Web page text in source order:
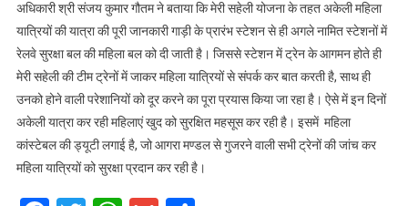
अधिकारी श्री संजय कुमार गौतम ने बताया कि मेरी सहेली योजना के तहत अकेली महिला
यात्रियों की यात्रा की पूरी जानकारी गाड़ी के प्रारंभ स्टेशन से ही अगले नामित स्टेशनों में
रेलवे सुरक्षा बल की महिला बल को दी जाती है। जिससे स्टेशन में ट्रेन के आगमन होते ही
मेरी सहेली की टीम ट्रेनों में जाकर महिला यात्रियों से संपर्क कर बात करती है, साथ ही
उनको होने वाली परेशानियों को दूर करने का पूरा प्रयास किया जा रहा है। ऐसे में इन दिनों
अकेली यात्रा कर रही महिलाएं खुद को सुरक्षित महसूस कर रही है। इसमें महिला
कांस्टेबल की ड्यूटी लगाई है, जो आगरा मण्डल से गुजरने वाली सभी ट्रेनों की जांच कर
महिला यात्रियों को सुरक्षा प्रदान कर रही है।